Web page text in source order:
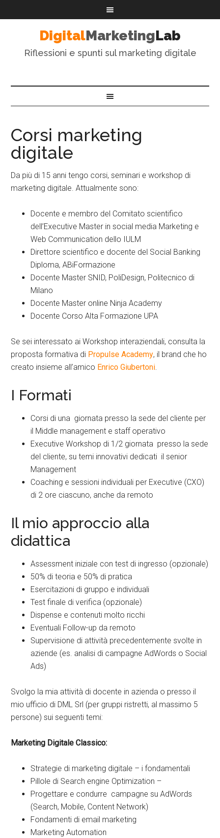
DigitalMarketingLab
Riflessioni e spunti sul marketing digitale
Corsi marketing
digitale
Da più di 15 anni tengo corsi, seminari e workshop di
marketing digitale. Attualmente sono:
Docente e membro del Comitato scientifico
dell’Executive Master in social media Marketing e
Web Communication dello IULM
Direttore scientifico e docente del Social Banking
Diploma, ABiFormazione
Docente Master SNID, PoliDesign, Politecnico di
Milano
Docente Master online Ninja Academy
Docente Corso Alta Formazione UPA
Se sei interessato ai Workshop interaziendali, consulta la
proposta formativa di Propulse Academy, il brand che ho
creato insieme all’amico Enrico Giubertoni.
I Formati
Corsi di una giornata presso la sede del cliente per
il Middle management e staff operativo
Executive Workshop di 1/2 giornata presso la sede
del cliente, su temi innovativi dedicati il senior
Management
Coaching e sessioni individuali per Executive (CXO)
di 2 ore ciascuno, anche da remoto
Il mio approccio alla
didattica
Assessment iniziale con test di ingresso (opzionale)
50% di teoria e 50% di pratica
Esercitazioni di gruppo e individuali
Test finale di verifica (opzionale)
Dispense e contenuti molto ricchi
Eventuali Follow-up da remoto
Supervisione di attività precedentemente svolte in
aziende (es. analisi di campagne AdWords o Social
Ads)
Svolgo la mia attività di docente in azienda o presso il
mio ufficio di DML Srl (per gruppi ristretti, al massimo 5
persone) sui seguenti temi:
Marketing Digitale Classico:
Strategie di marketing digitale – i fondamentali
Pillole di Search engine Optimization –
Progettare e condurre campagne su AdWords
(Search, Mobile, Content Network)
Fondamenti di email marketing
Marketing Automation